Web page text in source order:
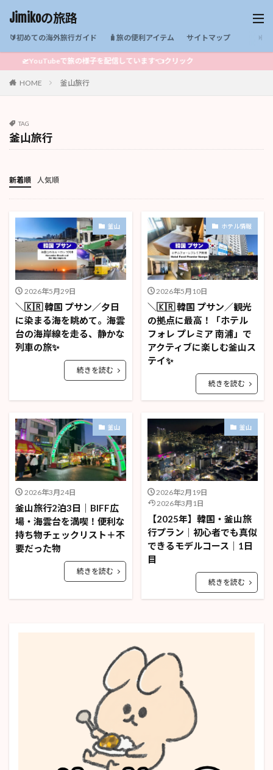
Jimikoの旅路
🔰初めての海外旅行ガイド 🧳旅の便利アイテム サイトマップ
🛫YouTubeで旅の様子を配信しています👈クリック
HOME 釜山旅行
TAG
釜山旅行
新着順 人気順
釜山
2026年5月29日
＼🇰🇷 韓国 プサン／夕日
に染まる海を眺めて。海雲
台の海岸線を走る、静かな
列車の旅✨
続きを読む
ホテル情報
2026年5月10日
＼🇰🇷 韓国 プサン／観光
の拠点に最高！「ホテル
フォレ プレミア 南浦」で
アクティブに楽しむ釜山ス
テイ✨
続きを読む
釜山
2026年3月24日
釜山旅行2泊3日｜BIFF広
場・海雲台を満喫！便利な
持ち物チェックリスト＋不
要だった物
続きを読む
釜山
2026年2月19日
2026年3月1日
【2025年】韓国・釜山旅
行プラン｜初心者でも真似
できるモデルコース｜1日
目
続きを読む